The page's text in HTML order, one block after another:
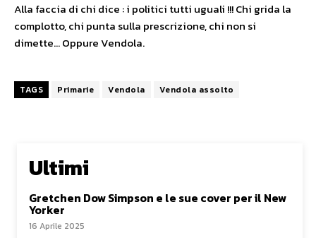
Alla faccia di chi dice : i politici tutti uguali !!! Chi grida la
complotto, chi punta sulla prescrizione, chi non si
dimette… Oppure Vendola.
TAGS Primarie Vendola Vendola assolto
Ultimi
Gretchen Dow Simpson e le sue cover per il New
Yorker
16 Aprile 2025